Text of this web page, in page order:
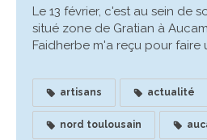
Le 13 février, c'est au sein de
situé zone de Gratian à
Faidherbe m'a reçu pour faire
artisans actualité
nord toulousain